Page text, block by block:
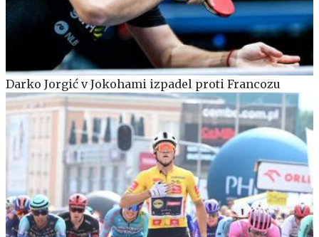
Darko Jorgić v Jokohami izpadel proti Francozu